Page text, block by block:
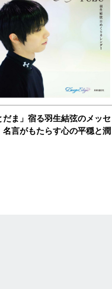
だま」宿る羽生結弦のメッセ
言がもたらす心の平穏と潤